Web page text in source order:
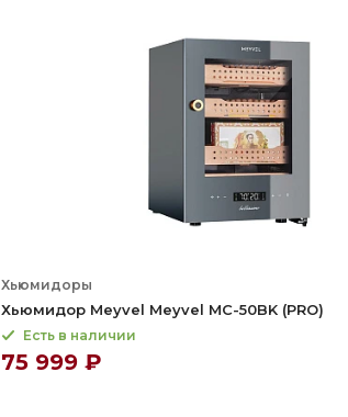
Хьюмидоры
Хьюмидор Meyvel Meyvel MC-50BK (PRO)
Есть в наличии
75 999 ₽